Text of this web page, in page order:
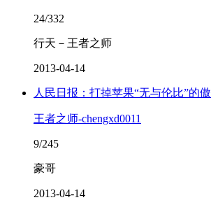
24/332
行天－王者之师
2013-04-14
人民日报：打掉苹果“无与伦比”的
王者之师-chengxd0011
9/245
豪哥
2013-04-14